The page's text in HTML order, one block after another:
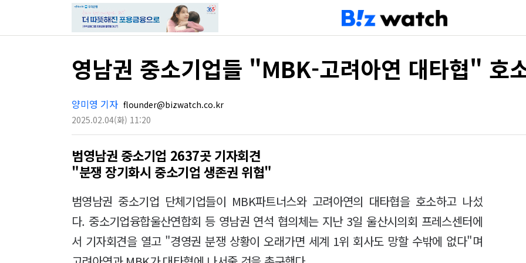
영남권 중소기업들 "MBK-고려아연 대타협" 호
양미영 기자 flounder@bizwatch.co.kr
2025.02.04(화) 11:20
범영남권 중소기업 2637곳 기자회견
"분쟁 장기화시 중소기업 생존권 위협"
범영남권 중소기업 단체기업들이 MBK파트너스와 고려아연의 대타협을 호소하고 나섰
다. 중소기업융합울산연합회 등 영남권 연석 협의체는 지난 3일 울산시의회 프레스센터에
서 기자회견을 열고 "경영권 분쟁 상황이 오래가면 세계 1위 회사도 망할 수밖에 없다"며